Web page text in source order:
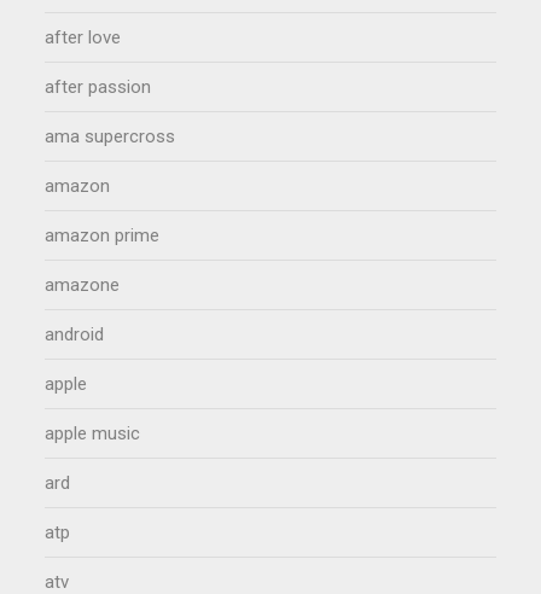
after love
after passion
ama supercross
amazon
amazon prime
amazone
android
apple
apple music
ard
atp
atv